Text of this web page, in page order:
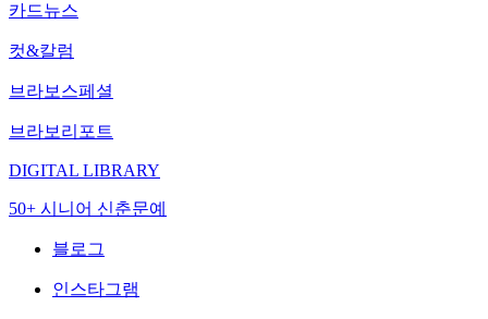
카드뉴스
컷&칼럼
브라보스페셜
브라보리포트
DIGITAL LIBRARY
50+ 시니어 신춘문예
블로그
인스타그램